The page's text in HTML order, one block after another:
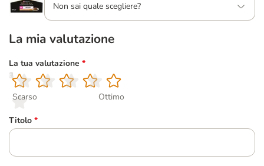
Non sai quale scegliere?
La mia valutazione
La tua valutazione *
1
Scarso
2
3
4
5
Ottimo
Titolo *